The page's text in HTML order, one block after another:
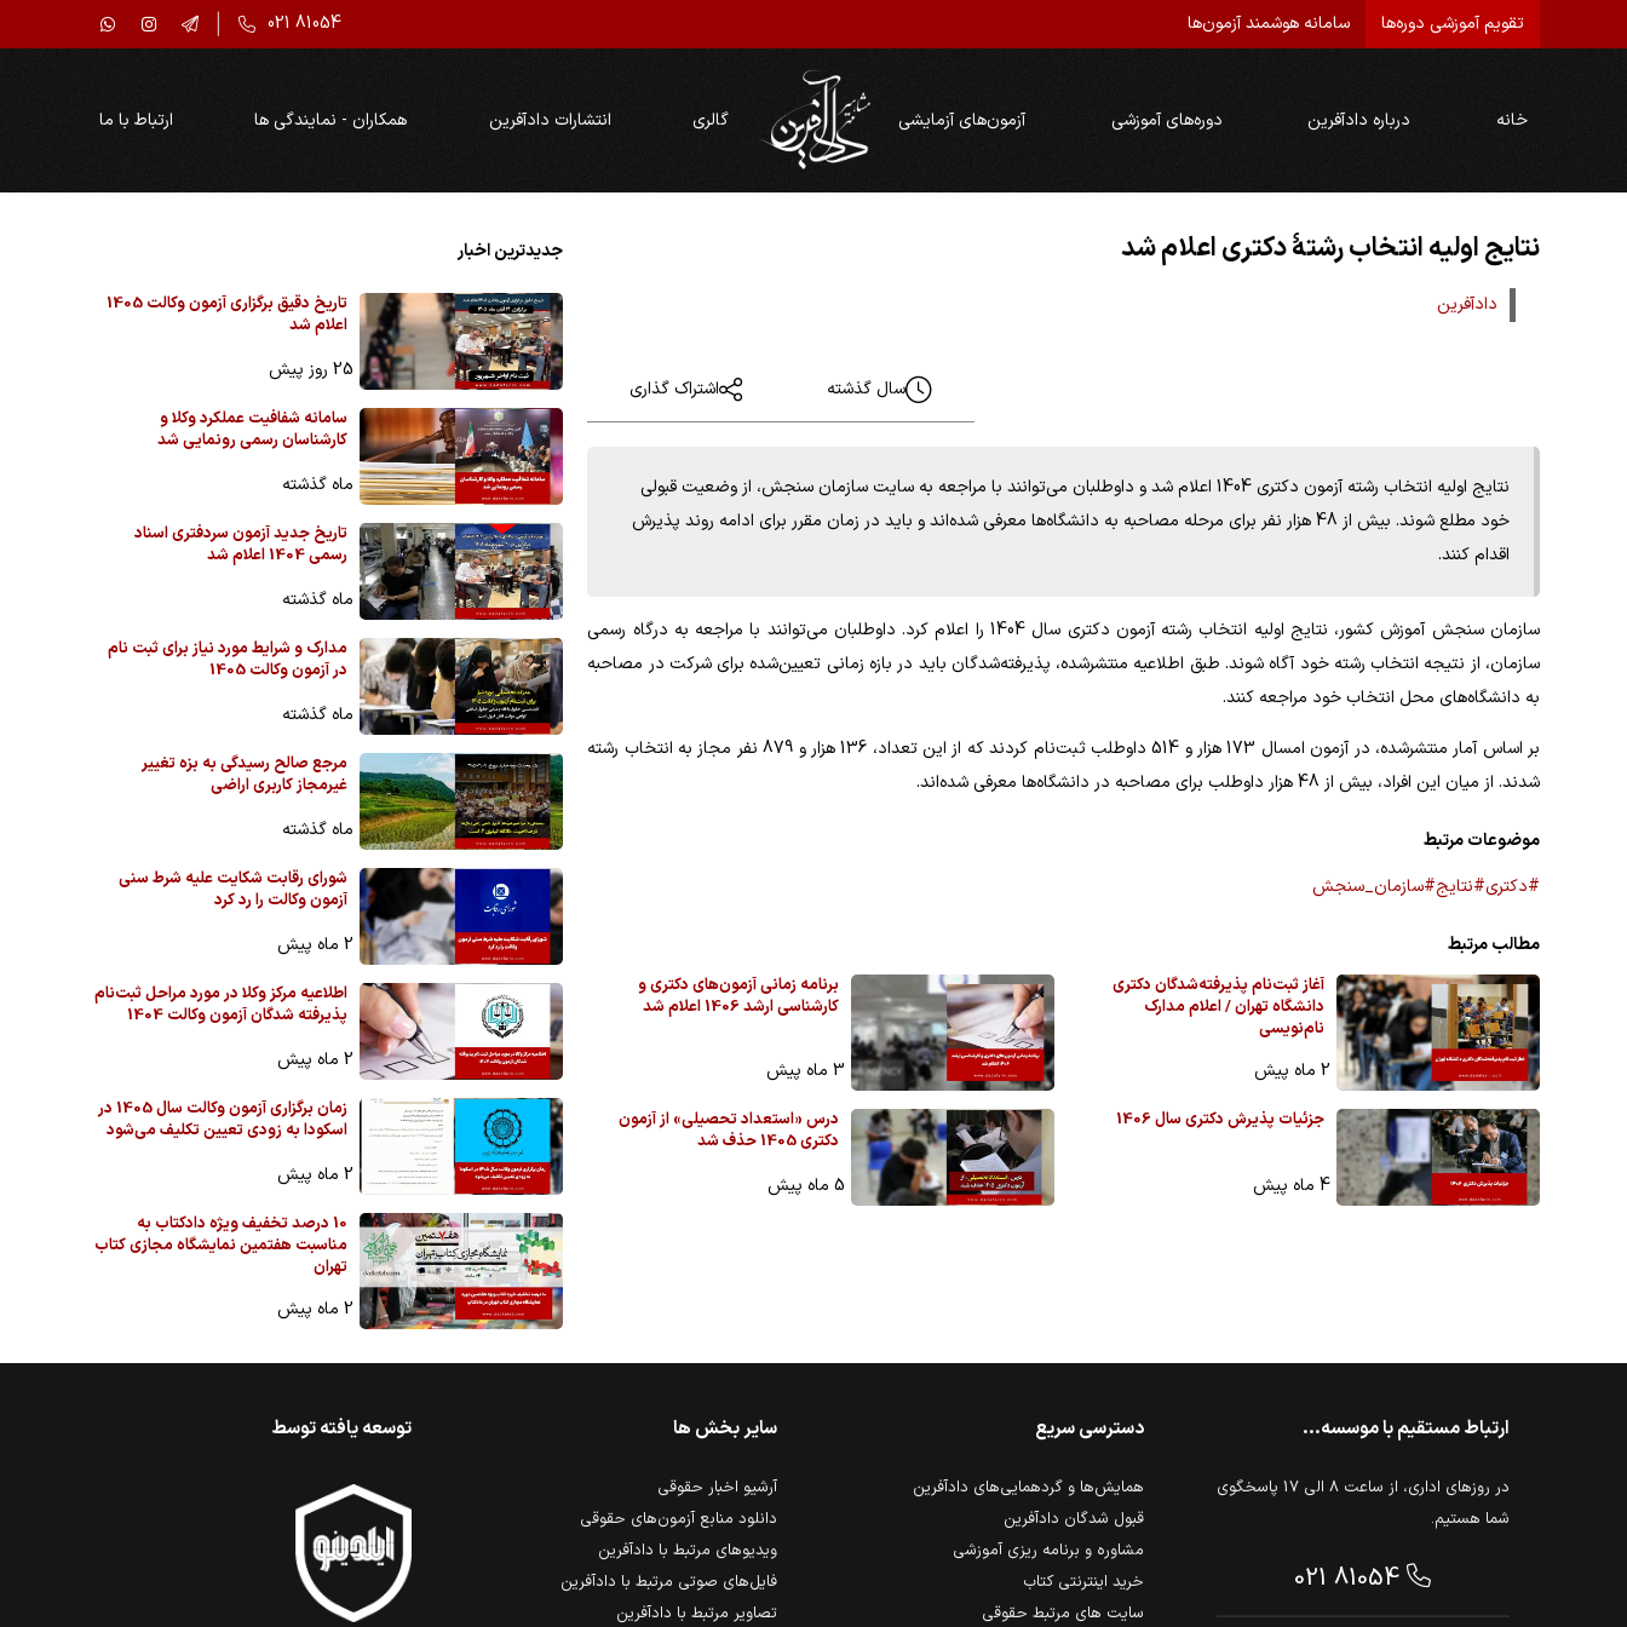
تقویم آموزشی دوره‌ها سامانه هوشمند آزمون‌ها 021 81054
خانه درباره دادآفرین دوره‌های آموزشی آزمون‌های آزمایشی گالری انتشارات دادآفرین همکاران - نمایندگی ها ارتباط با ما
نتایج اولیه انتخاب رشتۀ دکتری اعلام شد
دادآفرین
سال گذشته اشتراک گذاری
نتایج اولیه انتخاب رشته آزمون دکتری 1404 اعلام شد و داوطلبان می‌توانند با مراجعه به سایت سازمان سنجش، از وضعیت قبولی
خود مطلع شوند. بیش از 48 هزار نفر برای مرحله مصاحبه به دانشگاه‌ها معرفی شده‌اند و باید در زمان مقرر برای ادامه روند پذیرش
اقدام کنند.
سازمان سنجش آموزش کشور، نتایج اولیه انتخاب رشته آزمون دکتری سال 1404 را اعلام کرد. داوطلبان می‌توانند با مراجعه به درگاه رسمی
سازمان، از نتیجه انتخاب رشته خود آگاه شوند. طبق اطلاعیه منتشرشده، پذیرفته‌شدگان باید در بازه زمانی تعیین‌شده برای شرکت در مصاحبه
به دانشگاه‌های محل انتخاب خود مراجعه کنند.
بر اساس آمار منتشرشده، در آزمون امسال 173 هزار و 514 داوطلب ثبت‌نام کردند که از این تعداد، 136 هزار و 879 نفر مجاز به انتخاب رشته
شدند. از میان این افراد، بیش از 48 هزار داوطلب برای مصاحبه در دانشگاه‌ها معرفی شده‌اند.
موضوعات مرتبط
#دکتری#نتایج#سازمان_سنجش
مطالب مرتبط
آغاز ثبت‌نام پذیرفته‌شدگان دکتری
دانشگاه تهران / اعلام مدارک
نام‌نویسی
2 ماه پیش
برنامه زمانی آزمون‌های دکتری و
کارشناسی ارشد 1406 اعلام شد
3 ماه پیش
جزئیات پذیرش دکتری سال 1406
4 ماه پیش
درس «استعداد تحصیلی» از آزمون
دکتری 1405 حذف شد
5 ماه پیش
جدیدترین اخبار
تاریخ دقیق برگزاری آزمون وکالت 1405
اعلام شد
25 روز پیش
سامانه شفافیت عملکرد وکلا و
کارشناسان رسمی رونمایی شد
ماه گذشته
تاریخ جدید آزمون سردفتری اسناد
رسمی 1404 اعلام شد
ماه گذشته
مدارک و شرایط مورد نیاز برای ثبت نام
در آزمون وکالت 1405
ماه گذشته
مرجع صالح رسیدگی به بزه تغییر
غیرمجاز کاربری اراضی
ماه گذشته
شورای رقابت شکایت علیه شرط سنی
آزمون وکالت را رد کرد
2 ماه پیش
اطلاعیه مرکز وکلا در مورد مراحل ثبت‌نام
پذیرفته شدگان آزمون وکالت 1404
2 ماه پیش
زمان برگزاری آزمون وکالت سال 1405 در
اسکودا به زودی تعیین تکلیف می‌شود
2 ماه پیش
10 درصد تخفیف ویژه دادکتاب به
مناسبت هفتمین نمایشگاه مجازی کتاب
تهران
2 ماه پیش
ارتباط مستقیم با موسسه...
در روزهای اداری، از ساعت 8 الی 17 پاسخگوی
شما هستیم.
021 81054
دسترسی سریع
همایش‌ها و گردهمایی‌های دادآفرین
قبول شدگان دادآفرین
مشاوره و برنامه ریزی آموزشی
خرید اینترنتی کتاب
سایت های مرتبط حقوقی
سایر بخش ها
آرشیو اخبار حقوقی
دانلود منابع آزمون‌های حقوقی
ویدیوهای مرتبط با دادآفرین
فایل‌های صوتی مرتبط با دادآفرین
تصاویر مرتبط با دادآفرین
توسعه یافته توسط